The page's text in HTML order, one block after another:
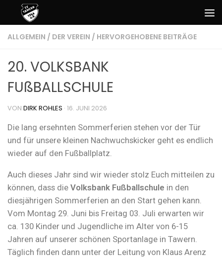
Zum Inhalt springen
ALLGEMEIN / DER VEREIN / HERVORGEHOBENE BEITRÄGE
20. VOLKSBANK
FUßBALLSCHULE
VON DIRK ROHLES · 16. JUNI 2026
Die lang ersehnten Sommerferien stehen vor der Tür
und für unsere kleinen Nachwuchskicker geht es endlich
wieder auf den Fußballplatz.
Auch dieses Jahr sind wir wieder stolz Euch mitteilen zu
können, dass die Volksbank Fußballschule in den
diesjährigen Sommerferien an den Start gehen kann.
Vom Montag 29. Juni bis Freitag 03. Juli erwarten wir
ca. 130 Kinder und Jugendliche im Alter von 6-15
Jahren auf unserer schönen Sportanlage in Tawern.
Täglich finden dann unter der Leitung von Klaus Arenz